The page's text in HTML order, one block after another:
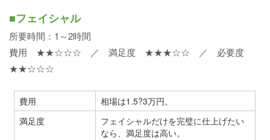
■フェイシャル
所要時間：1～2時間
費用 ★★☆☆☆ ／ 満足度 ★★★☆☆ ／ 必要度
★★☆☆☆
費用
相場は1.5?3万円。
満足度
フェイシャルだけを完璧に仕上げたい
なら、満足度は高い。